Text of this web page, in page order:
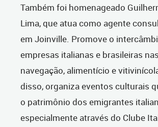
Também foi homenageado
Lima, que atua como agente
em Joinville. Promove o
empresas italianas e brasileiras
navegação, alimentício e
disso, organiza eventos culturais
o patrimônio dos emigrantes
especialmente através do Clube